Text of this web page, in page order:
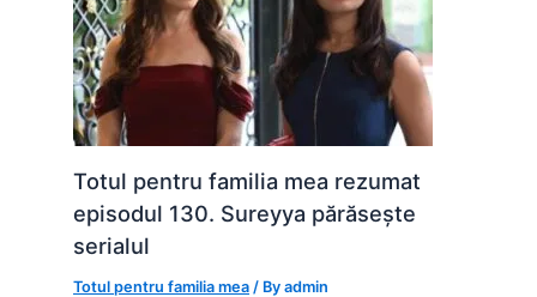
Totul pentru familia mea rezumat
episodul 130. Sureyya părăsește
serialul
Totul pentru familia mea / Byadmin